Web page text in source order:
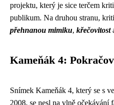
projektu, který je sice terčem
publikum. Na druhou stranu,
přehnanou mimiku, křečovitost
Kameňák 4:
Snímek Kameňák 4, který se s
2008, se nesl na vlně očekávání